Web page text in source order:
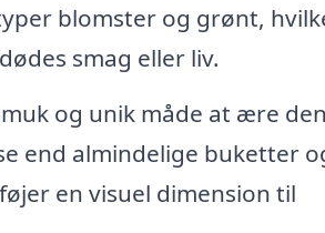
blomster og grønt,
smag eller liv.
og unik måde at ære
end almindelige buketter
en visuel dimension til